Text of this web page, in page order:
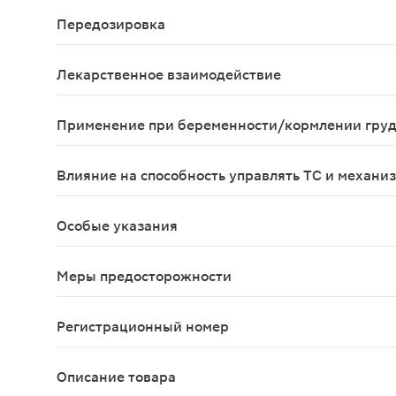
Передозировка
Лекарственное взаимодействие
Применение при беременности/кормлении
Влияние на способность управлять ТС и
Особые указания
Меры предосторожности
Регистрационный номер
Описание товара